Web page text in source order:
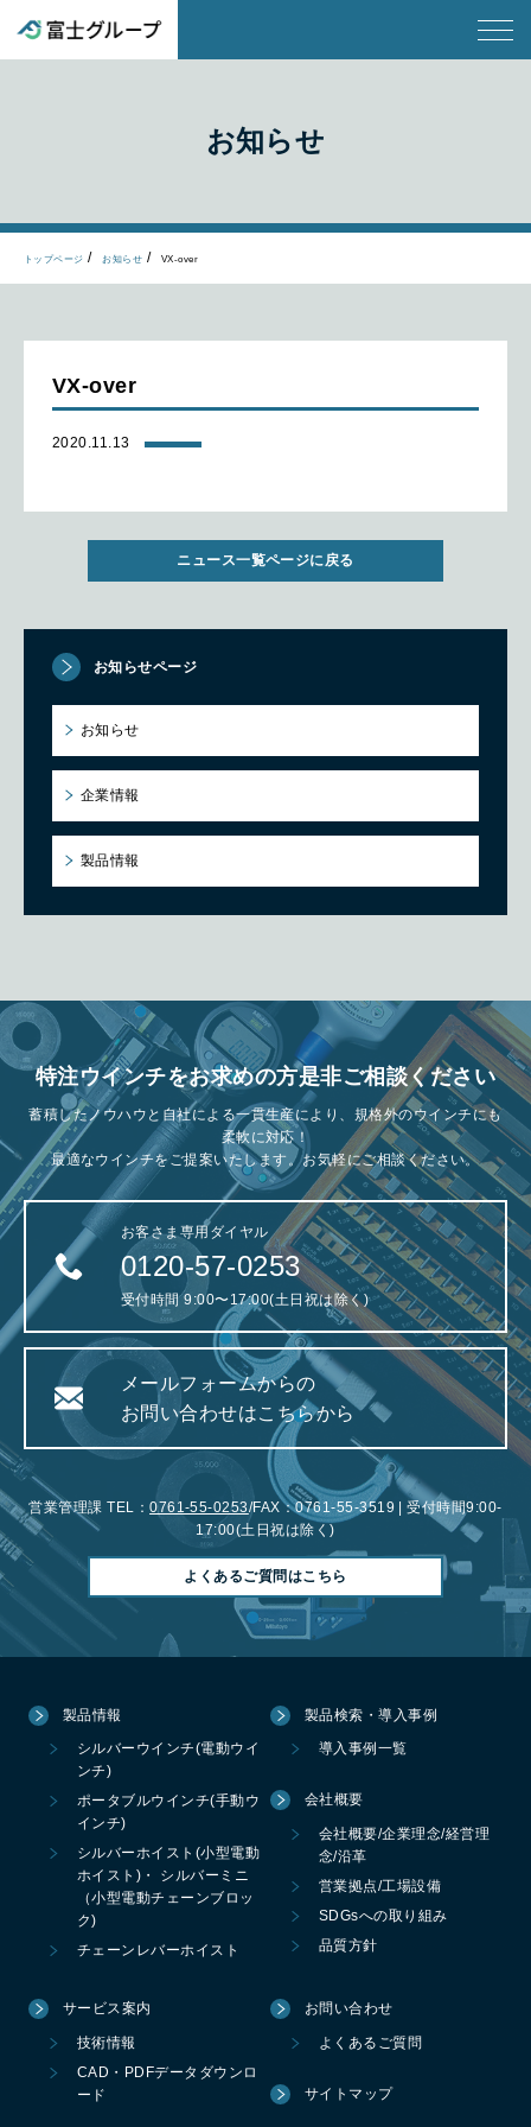
お知らせ
トップページ お知らせ VX-over
VX-over
2020.11.13
ニュース一覧ページに戻る
お知らせページ
お知らせ
企業情報
製品情報
特注ウインチをお求めの方是非ご相談ください
蓄積したノウハウと自社による一貫生産により、規格外のウインチにも
柔軟に対応！
最適なウインチをご提案いたします。お気軽にご相談ください。
お客さま専用ダイヤル
0120-57-0253
受付時間 9:00〜17:00(土日祝は除く)
メールフォームからの
お問い合わせはこちらから
営業管理課 TEL：0761-55-0253/FAX：0761-55-3519 | 受付時間9:00-
17:00(土日祝は除く)
よくあるご質問はこちら
製品情報
シルバーウインチ(電動ウイ
ンチ)
ポータブルウインチ(手動ウ
インチ)
シルバーホイスト(小型電動
ホイスト)・ シルバーミニ
（小型電動チェーンブロッ
ク)
チェーンレバーホイスト
製品検索・導入事例
導入事例一覧
会社概要
会社概要/企業理念/経営理
念/沿革
営業拠点/工場設備
SDGsへの取り組み
品質方針
サービス案内
技術情報
CAD・PDFデータダウンロ
ード
お問い合わせ
よくあるご質問
サイトマップ